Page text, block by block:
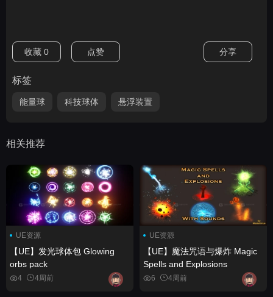
收藏 0 点赞 分享
标签
能量球 科技球体 悬浮装置
相关推荐
UE资源
【UE】发光球体包 Glowing
orbs pack
4 4周前
UE资源
【UE】魔法咒语与爆炸 Magic
Spells and Explosions
6 4周前